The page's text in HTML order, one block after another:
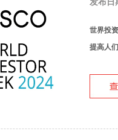
发布日
世界投
提高人